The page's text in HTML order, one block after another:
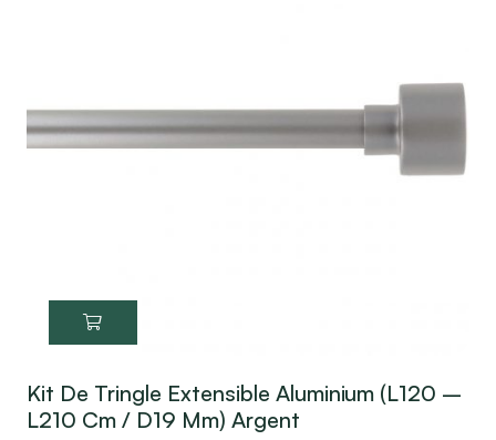
Kit De Tringle Extensible Aluminium (L120 –
L210 Cm / D19 Mm) Argent